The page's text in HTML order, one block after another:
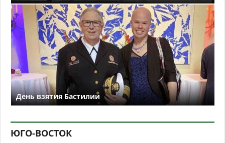
День взятия Бастилии
ЮГО-ВОСТОК